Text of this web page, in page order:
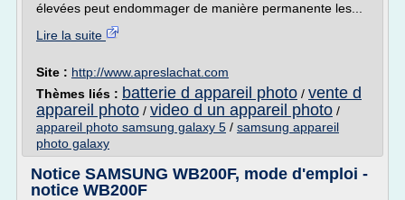
élevées peut endommager de manière permanente les...
Lire la suite
Site : http://www.apreslachat.com
Thèmes liés : batterie d appareil photo / vente d
appareil photo / video d un appareil photo /
appareil photo samsung galaxy 5 / samsung appareil
photo galaxy
Notice SAMSUNG WB200F, mode d'emploi -
notice WB200F